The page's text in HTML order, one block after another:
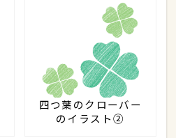
四つ葉のクローバー
のイラスト②